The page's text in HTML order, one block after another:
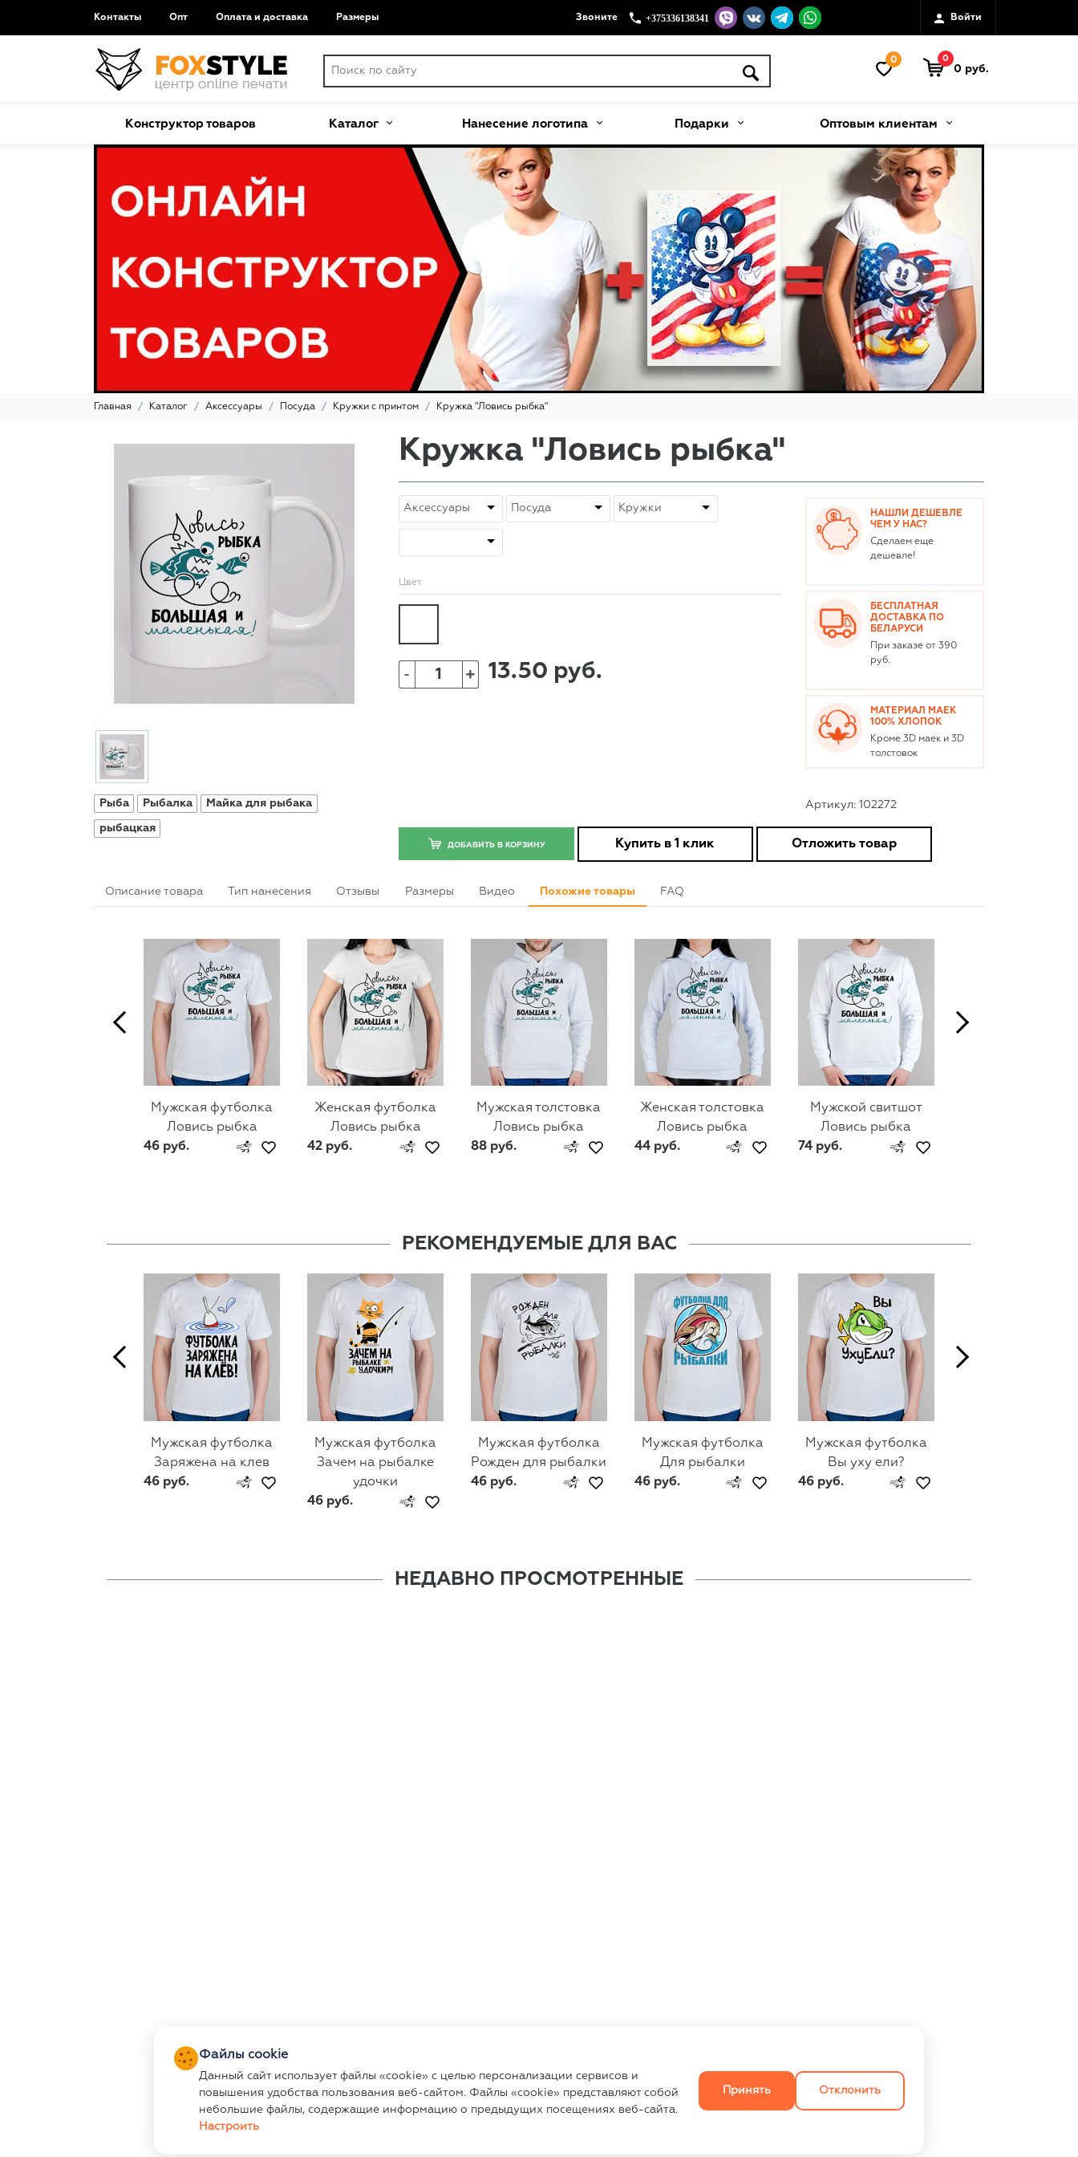
Контакты Опт Оплата и доставка Размеры Звоните +375336138341 Войти
0 0
0 руб.
Конструктор товаров Каталог Нанесение логотипа Подарки Оптовым клиентам
Главная Каталог Аксессуары Посуда Кружки с принтом Кружка "Ловись рыбка"
Рыба Рыбалка Майка для рыбака
рыбацкая
Кружка "Ловись рыбка"
Цвет
- + 13.50 руб.
НАШЛИ ДЕШЕВЛЕ
ЧЕМ У НАС?
Сделаем еще
дешевле!
БЕСПЛАТНАЯ
ДОСТАВКА ПО
БЕЛАРУСИ
При заказе от 390
руб.
МАТЕРИАЛ МАЕК
100% ХЛОПОК
Кроме 3D маек и 3D
толстовок
Артикул: 102272
ДОБАВИТЬ В КОРЗИНУ Купить в 1 клик Отложить товар
Описание товара Тип нанесения Отзывы Размеры Видео Похожие товары FAQ
Мужская футболка
Ловись рыбка
46 руб.
Женская футболка
Ловись рыбка
42 руб.
Мужская толстовка
Ловись рыбка
88 руб.
Женская толстовка
Ловись рыбка
44 руб.
Мужской свитшот
Ловись рыбка
74 руб.
РЕКОМЕНДУЕМЫЕ ДЛЯ ВАС
Мужская футболка
Заряжена на клев
46 руб.
Мужская футболка
Зачем на рыбалке
удочки
46 руб.
Мужская футболка
Рожден для рыбалки
46 руб.
Мужская футболка
Для рыбалки
46 руб.
Мужская футболка
Вы уху ели?
46 руб.
НЕДАВНО ПРОСМОТРЕННЫЕ
Файлы cookie
Данный сайт использует файлы «cookie» с целью персонализации сервисов и
повышения удобства пользования веб-сайтом. Файлы «cookie» представляют собой
небольшие файлы, содержащие информацию о предыдущих посещениях веб-сайта.
Настроить
Принять Отклонить